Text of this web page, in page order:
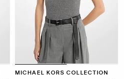
MICHAEL KORS COLLECTION